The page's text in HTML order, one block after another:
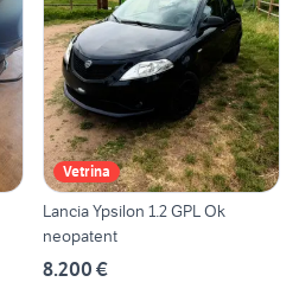
Vetrina
Lancia Ypsilon 1.2 GPL Ok
neopatent
8.200 €